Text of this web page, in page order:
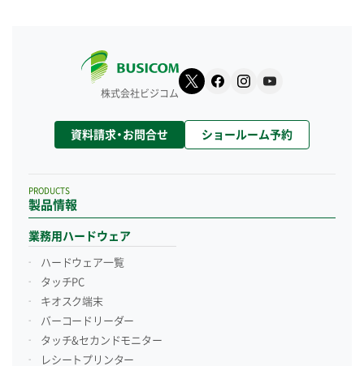
株式会社ビジコム
資料請求・お問合せ ショールーム予約
製品情報
PRODUCTS
業務用ハードウェア
ハードウェア一覧
タッチPC
キオスク端末
バーコードリーダー
タッチ&セカンドモニター
レシートプリンター